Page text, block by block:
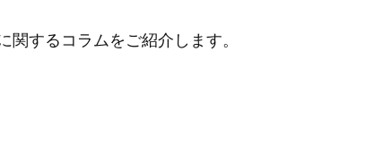
するコラムをご紹介します。